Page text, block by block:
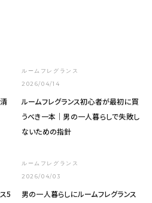
ルームフレグランス
2026/04/14
ルームフレグランス初心者が最初に買
うべき一本｜男の一人暮らしで失敗し
ないための指針
5
ルームフレグランス
2026/04/03
男の一人暮らしにルームフレグランス